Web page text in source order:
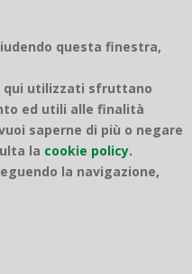
questa finestra,
qui utilizzati sfruttano
ed utili alle finalità
saperne di più o negare
la cookie policy.
la navigazione,